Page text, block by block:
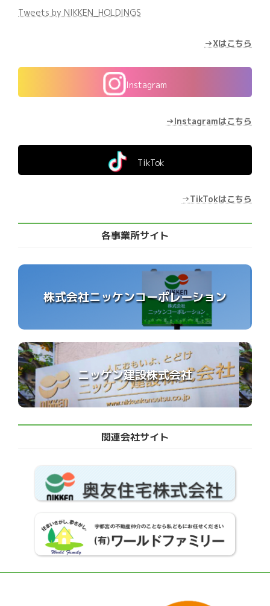
Tweets by NIKKEN_HOLDINGS
→Xはこちら
Instagram
→Instagramはこちら
TikTok
→TikTokはこちら
各事業所サイト
株式会社ニッケンコーポレーション
ニッケン建設株式会社
関連会社サイト